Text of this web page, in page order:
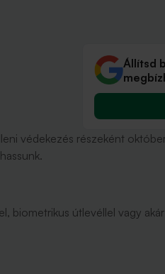
Állítsd
védekezés részeként
biometrikus útlevéllel vagy